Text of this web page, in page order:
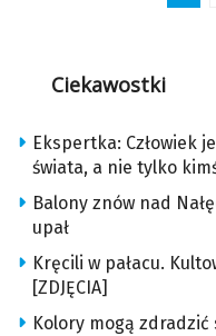
Ciekawostki
Ekspertka: Człowiek
świata, a nie tylko
Balony znów nad
upał
Kręcili w pałacu.
[ZDJĘCIA]
Kolory mogą